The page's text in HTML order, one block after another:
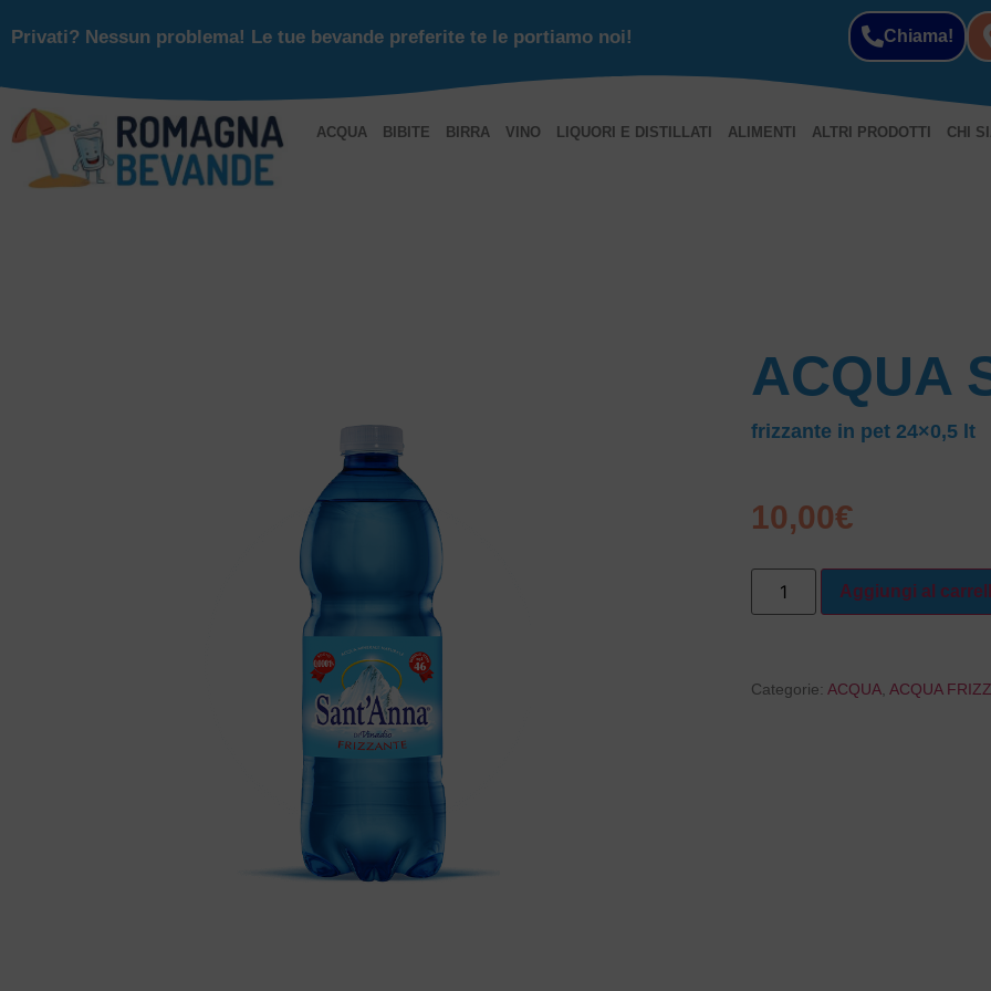
Privati? Nessun problema! Le tue bevande preferite te le portiamo noi! Chiama!
ACQUA BIBITE BIRRA VINO LIQUORI E DISTILLATI ALIMENTI ALTRI PRODOTTI CHI
ACQUA
frizzante in pet 24×0,5 lt
10,00€
Aggiungi al
Categorie:ACQUA ,ACQUA